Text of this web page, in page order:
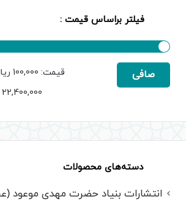
فیلتر براساس قیمت :
حداقل
حداكثرصافی قيمت: 100,000 ریال
22,400,000 ریال
دسته‌های محصولات
انتشارات بنیاد حضرت مهدی موعود